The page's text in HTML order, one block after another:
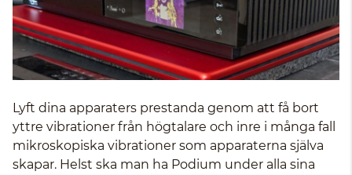
Lyft dina apparaters prestanda genom att få bort
yttre vibrationer från högtalare och inre i många fall
mikroskopiska vibrationer som apparaterna själva
skapar. Helst ska man ha Podium under alla sina